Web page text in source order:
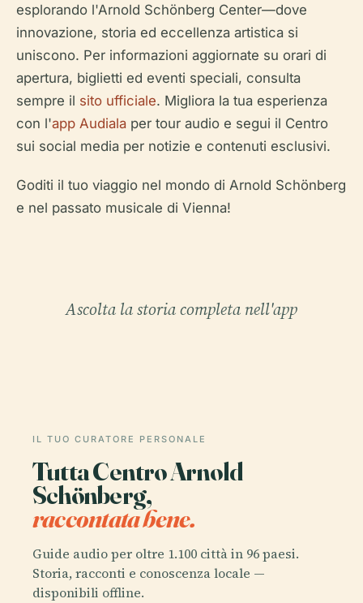
esplorando l'Arnold Schönberg Center—dove
innovazione, storia ed eccellenza artistica si
uniscono. Per informazioni aggiornate su orari di
apertura, biglietti ed eventi speciali, consulta
sempre il sito ufficiale. Migliora la tua esperienza
con l'app Audiala per tour audio e segui il Centro
sui social media per notizie e contenuti esclusivi.
Goditi il tuo viaggio nel mondo di Arnold Schönberg
e nel passato musicale di Vienna!
Ascolta la storia completa nell'app
IL TUO CURATORE PERSONALE
Tutta Centro Arnold
Schönberg,
raccontata bene.
Guide audio per oltre 1.100 città in 96 paesi.
Storia, racconti e conoscenza locale —
disponibili offline.